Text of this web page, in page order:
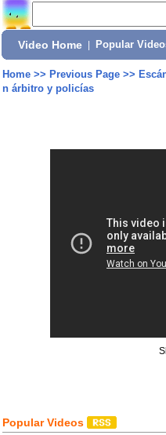
Video Home Popular
Home>> Previous Page>>
n árbitro y policías
Popular Videos